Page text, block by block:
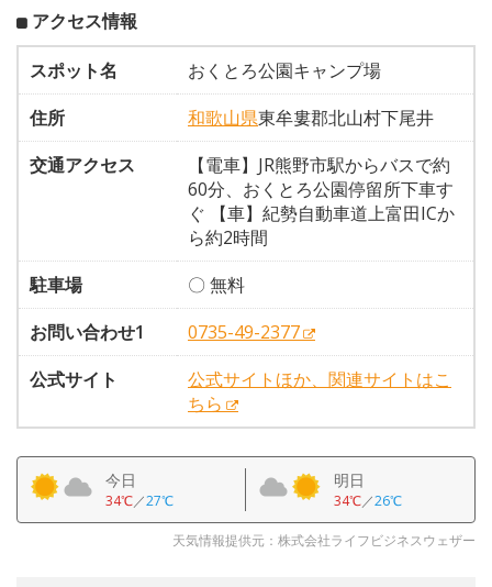
アクセス情報
スポット名
おくとろ公園キャンプ場
住所
和歌山県東牟婁郡北山村下尾井
交通アクセス
【電車】JR熊野市駅からバスで約
60分、おくとろ公園停留所下車す
ぐ 【車】紀勢自動車道上富田ICか
ら約2時間
駐車場
〇 無料
お問い合わせ1
0735-49-2377
公式サイト
公式サイトほか、関連サイトはこ
ちら
今日
34℃／27℃
明日
34℃／26℃
天気情報提供元：株式会社ライフビジネスウェザー